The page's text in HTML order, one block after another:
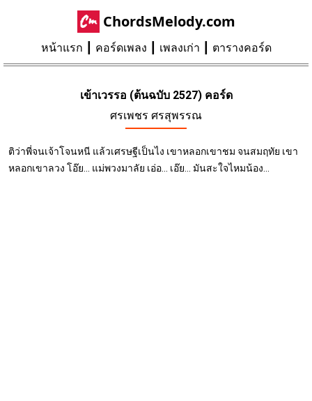
ChordsMelody.com
หน้าแรก คอร์ดเพลง เพลงเก่า ตารางคอร์ด
เข้าเวรรอ (ต้นฉบับ 2527) คอร์ด
ศรเพชร ศรสุพรรณ
ติว่าพี่จนเจ้าโจนหนี แล้วเศรษฐีเป็นไง เขาหลอกเขาชม จนสมฤทัย เขา
หลอกเขาลวง โอ๊ย... แม่พวงมาลัย เอ่อ... เอ๊ย... มันสะใจไหมน้อง...